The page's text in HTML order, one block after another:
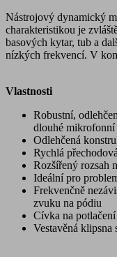
Nástrojový dynamický
charakteristikou je
basových kytar, tub a
nízkých frekvencí. V
Vlastnosti
Robustní,
dlouhé mikrofonní
Odlehčená
Rychlá
Rozšířený rozsah
Ideální pro
Frekvenčně
zvuku na pódiu
Cívka na
Vestavěná klipsna